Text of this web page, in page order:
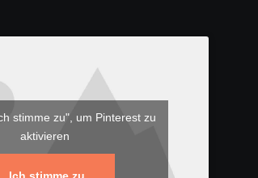
stimme zu", um Pinterest zu
aktivieren
Ich stimme zu